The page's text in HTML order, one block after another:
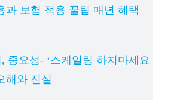
과 보험 적용 꿀팁 매년 혜택
중요성- ‘스케일링 하지마세요
해와 진실